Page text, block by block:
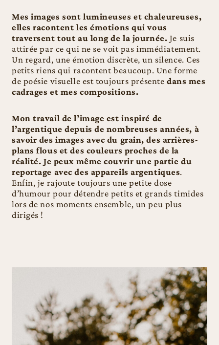
Mes images sont lumineuses et chaleureuses,
elles racontent les émotions qui vous
traversent tout au long de la journée. Je suis
attirée par ce qui ne se voit pas immédiatement.
Un regard, une émotion discrète, un silence. Ces
petits riens qui racontent beaucoup. Une forme
de poésie visuelle est toujours présente dans mes
cadrages et mes compositions.
Mon travail de l’image est inspiré de
l’argentique depuis de nombreuses années, à
savoir des images avec du grain, des arrières-
plans flous et des couleurs proches de la
réalité. Je peux même couvrir une partie du
reportage avec des appareils argentiques.
Enfin, je rajoute toujours une petite dose
d’humour pour détendre petits et grands timides
lors de nos moments ensemble, un peu plus
dirigés !